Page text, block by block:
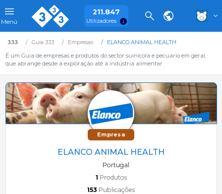
Menú
211.847
Utilizadores
333 Guia 333 Empresas
ELANCO ANIMAL HEALTH
É um Guia de empresas e produtos do sector suinícola e pecuário em geral,
que abrange desde a exploração até à indústria alimentar.
Empresa
ELANCO ANIMAL HEALTH
Portugal
1 Produtos
153 Publicações